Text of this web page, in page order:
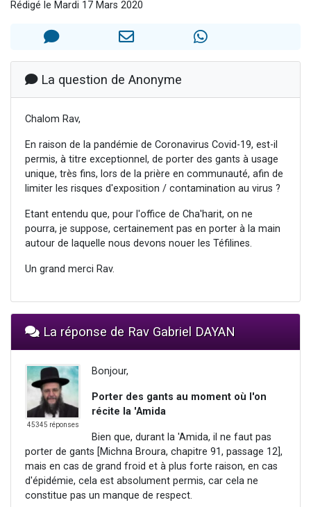
Il reste 49 places pour étudier en groupe sur Zoom
Eva vient de donner son Maasser
Rédigé le Mardi 17 Mars 2020
La question de Anonyme
Chalom Rav,
En raison de la pandémie de Coronavirus Covid-19, est-il
permis, à titre exceptionnel, de porter des gants à usage
unique, très fins, lors de la prière en communauté, afin de
limiter les risques d'exposition / contamination au virus ?
Etant entendu que, pour l'office de Cha'harit, on ne
pourra, je suppose, certainement pas en porter à la main
autour de laquelle nous devons nouer les Téfilines.
Un grand merci Rav.
La réponse de Rav Gabriel DAYAN
45345 réponses
Bonjour,
Porter des gants au moment où l'on
récite la 'Amida
Bien que, durant la 'Amida, il ne faut pas
porter de gants [Michna Broura, chapitre 91, passage 12],
mais en cas de grand froid et à plus forte raison, en cas
d'épidémie, cela est absolument permis, car cela ne
constitue pas un manque de respect.